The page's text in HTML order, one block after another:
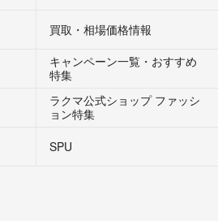
買取・相場価格情報
キャンペーン一覧・おすすめ
特集
ラクマ公式ショップ ファッシ
ョン特集
SPU